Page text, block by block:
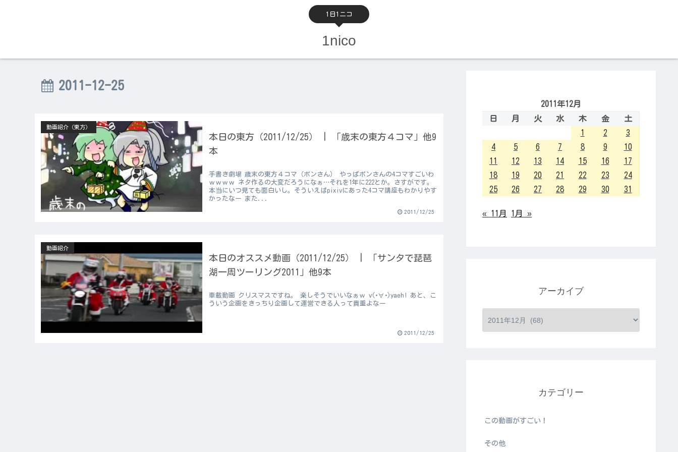
1日1ニコ
1nico
2011-12-25
動画紹介（東方）
本日の東方（2011/12/25） | 「歳末の東方４コマ」他9
本
手書き劇場 歳末の東方４コマ（ポンさん） やっぱポンさんの4コマすごいわ
ｗｗｗｗ ネタ作るの大変だろうになぁ…それを1年に222とか。さすがです。
本当にいつ見ても面白いし。そういえばpixivにあった4コマ講座もわかりやす
かったなー また...
2011/12/25
動画紹介
本日のオススメ動画（2011/12/25） | 「サンタで琵琶
湖一周ツーリング2011」他9本
車載動画 クリスマスですね。 楽しそうでいいなぁｗ v(･∀･)yaeh! あと、こ
ういう企画をきっちり企画して運営できる人って貴重よなー
2011/12/25
2011年12月
日
月 火 水 木 金
土
1
2
3
4
5 6 7 8 9
10
11
12 13 14 15 16
17
18
19 20 21 22 23
24
25
26 27 28 29 30 31
« 11月 1月 »
アーカイブ
カテゴリー
この動画がすごい！
その他